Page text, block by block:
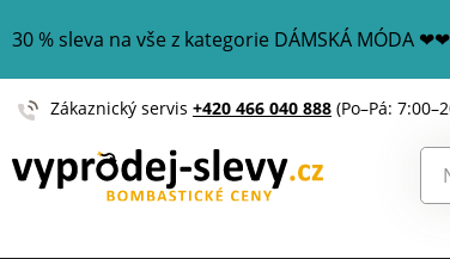
30 % sleva na vše z kategorie DÁMSKÁ MÓDA
Zákaznický servis +420 466 040 888 (Po–Pá: